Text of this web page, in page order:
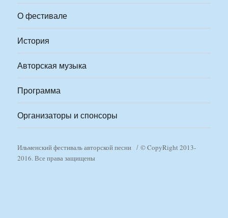
О фестивале
История
Авторская музыка
Программа
Организаторы и спонсоры
Ильменский фестиваль авторской песни
© CopyRight 2013-
2016. Все права защищены